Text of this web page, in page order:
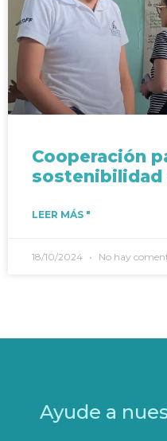
Cooperación
sostenibilidad
LEER MÁS "
18/10/2024 No hay
Ayude a